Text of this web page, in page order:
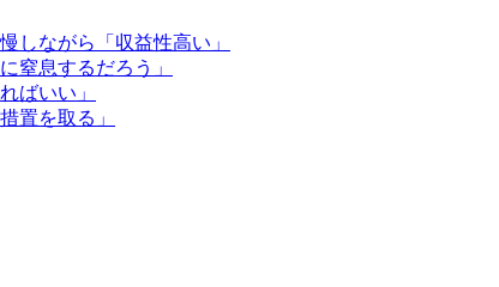
しながら「収益性高い」
窒息するだろう」
ばいい」
置を取る」